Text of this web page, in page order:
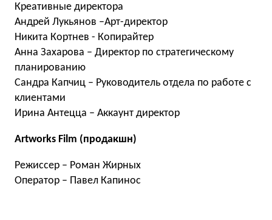
Креативные директора
Андрей Лукьянов –Арт-директор
Никита Кортнев - Копирайтер
Анна Захарова – Директор по стратегическому
планированию
Сандра Капчиц – Руководитель отдела по работе с
клиентами
Ирина Антецца – Аккаунт директор
Artworks Film (продакшн)
Режиссер – Роман Жирных
Оператор – Павел Капинос